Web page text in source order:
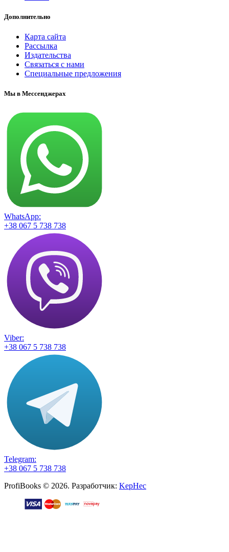
Дополнительно
Карта сайта
Рассылка
Издательства
Связаться с нами
Специальные предложения
Мы в Мессенджерах
WhatsApp:
+38 067 5 738 738
Viber:
+38 067 5 738 738
Telegram:
+38 067 5 738 738
ProfiBooks © 2026. Разработчик: KepHec